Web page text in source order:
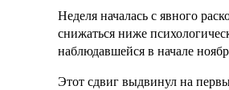
Неделя началась с явного
снижаться ниже
наблюдавшейся в начале
Этот сдвиг выдвинул на